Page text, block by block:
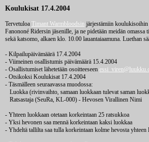
Koulukisat 17.4.2004
Tervetuloa Timant Warmbloodsin järjestämiin
Fanononé Ridersin jäsenille, ja ne pidetään meidän omassa
sekä katsomo, alkaen klo. 10.00 lauantaiaamuna. Luethan
- Kilpailupäivämäärä 17.4.2004
- Viimeinen osallistumis päivämäärä 15.4.2004
- Osallistumiset lähetetään osoitteeseen
- Otsikoksi Koulukisat 17.4.2004
- Täsmälleen seuraavassa muodossa:
Luokka (rivinvaihto, samaan luokkaan tulevat saman
Ratsastaja (SeuRa, KL-000) - Hevosen Virallinen Nimi
- Yhteen luokkaan otetaan korkeintaan 25 ratsukkoa
- Yksi hevonen saa mennä korkeintaan kaksi luokkaa
- Yhdeltä tallilta saa tulla korkeintaan kolme hevosta yhteen